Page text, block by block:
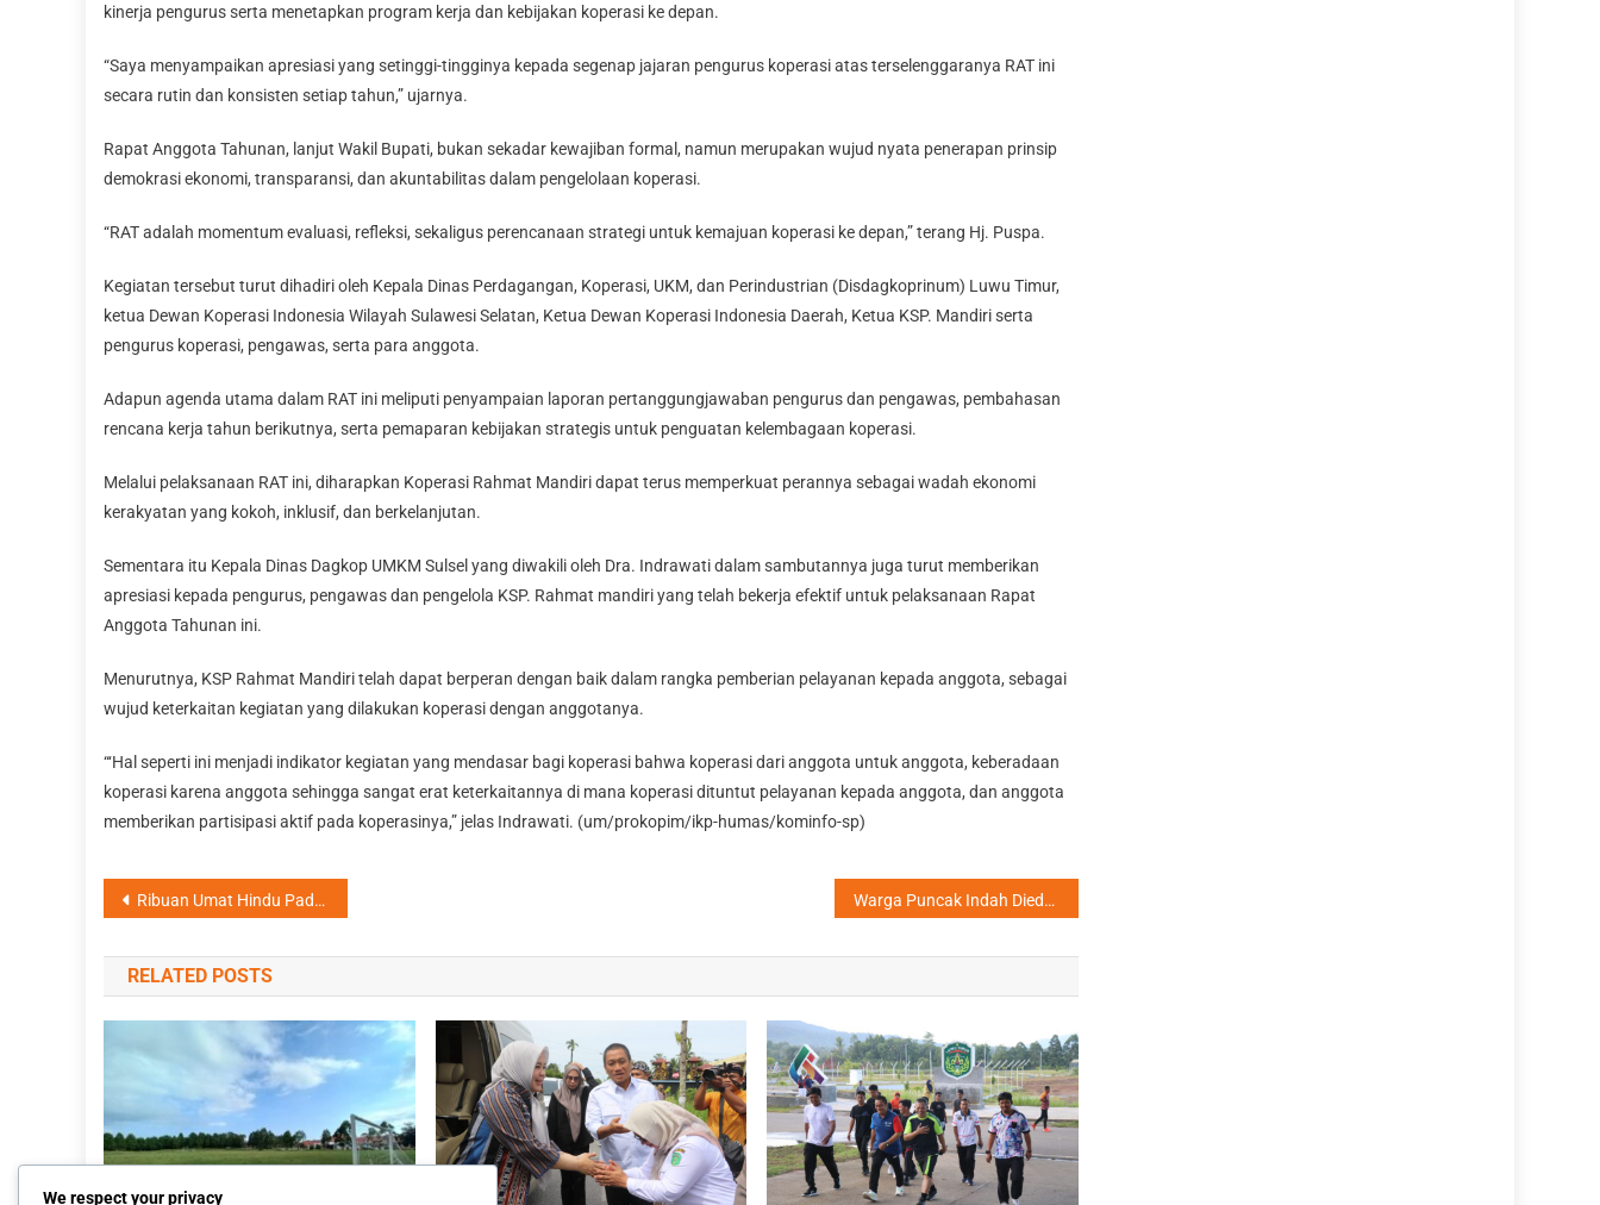
kinerja pengurus serta menetapkan program kerja dan kebijakan koperasi ke depan.
“Saya menyampaikan apresiasi yang setinggi-tingginya kepada segenap jajaran pengurus koperasi atas terselenggaranya RAT ini
secara rutin dan konsisten setiap tahun,” ujarnya.
Rapat Anggota Tahunan, lanjut Wakil Bupati, bukan sekadar kewajiban formal, namun merupakan wujud nyata penerapan prinsip
demokrasi ekonomi, transparansi, dan akuntabilitas dalam pengelolaan koperasi.
“RAT adalah momentum evaluasi, refleksi, sekaligus perencanaan strategi untuk kemajuan koperasi ke depan,” terang Hj. Puspa.
Kegiatan tersebut turut dihadiri oleh Kepala Dinas Perdagangan, Koperasi, UKM, dan Perindustrian (Disdagkoprinum) Luwu Timur,
ketua Dewan Koperasi Indonesia Wilayah Sulawesi Selatan, Ketua Dewan Koperasi Indonesia Daerah, Ketua KSP. Mandiri serta
pengurus koperasi, pengawas, serta para anggota.
Adapun agenda utama dalam RAT ini meliputi penyampaian laporan pertanggungjawaban pengurus dan pengawas, pembahasan
rencana kerja tahun berikutnya, serta pemaparan kebijakan strategis untuk penguatan kelembagaan koperasi.
Melalui pelaksanaan RAT ini, diharapkan Koperasi Rahmat Mandiri dapat terus memperkuat perannya sebagai wadah ekonomi
kerakyatan yang kokoh, inklusif, dan berkelanjutan.
Sementara itu Kepala Dinas Dagkop UMKM Sulsel yang diwakili oleh Dra. Indrawati dalam sambutannya juga turut memberikan
apresiasi kepada pengurus, pengawas dan pengelola KSP. Rahmat mandiri yang telah bekerja efektif untuk pelaksanaan Rapat
Anggota Tahunan ini.
Menurutnya, KSP Rahmat Mandiri telah dapat berperan dengan baik dalam rangka pemberian pelayanan kepada anggota, sebagai
wujud keterkaitan kegiatan yang dilakukan koperasi dengan anggotanya.
“‘Hal seperti ini menjadi indikator kegiatan yang mendasar bagi koperasi bahwa koperasi dari anggota untuk anggota, keberadaan
koperasi karena anggota sehingga sangat erat keterkaitannya di mana koperasi dituntut pelayanan kepada anggota, dan anggota
memberikan partisipasi aktif pada koperasinya,” jelas Indrawati. (um/prokopim/ikp-humas/kominfo-sp)
Navigasi
pos
Ribuan Umat Hindu Padati Lapangan Tomoni Timur dalam Perayaan Dharma Santi 1947 Saka Warga Puncak Indah Diedukasi Tentang Pentingnya Menjaga Kesehatan Gigi dan Mulut
RELATED POSTS
We respect your privacy